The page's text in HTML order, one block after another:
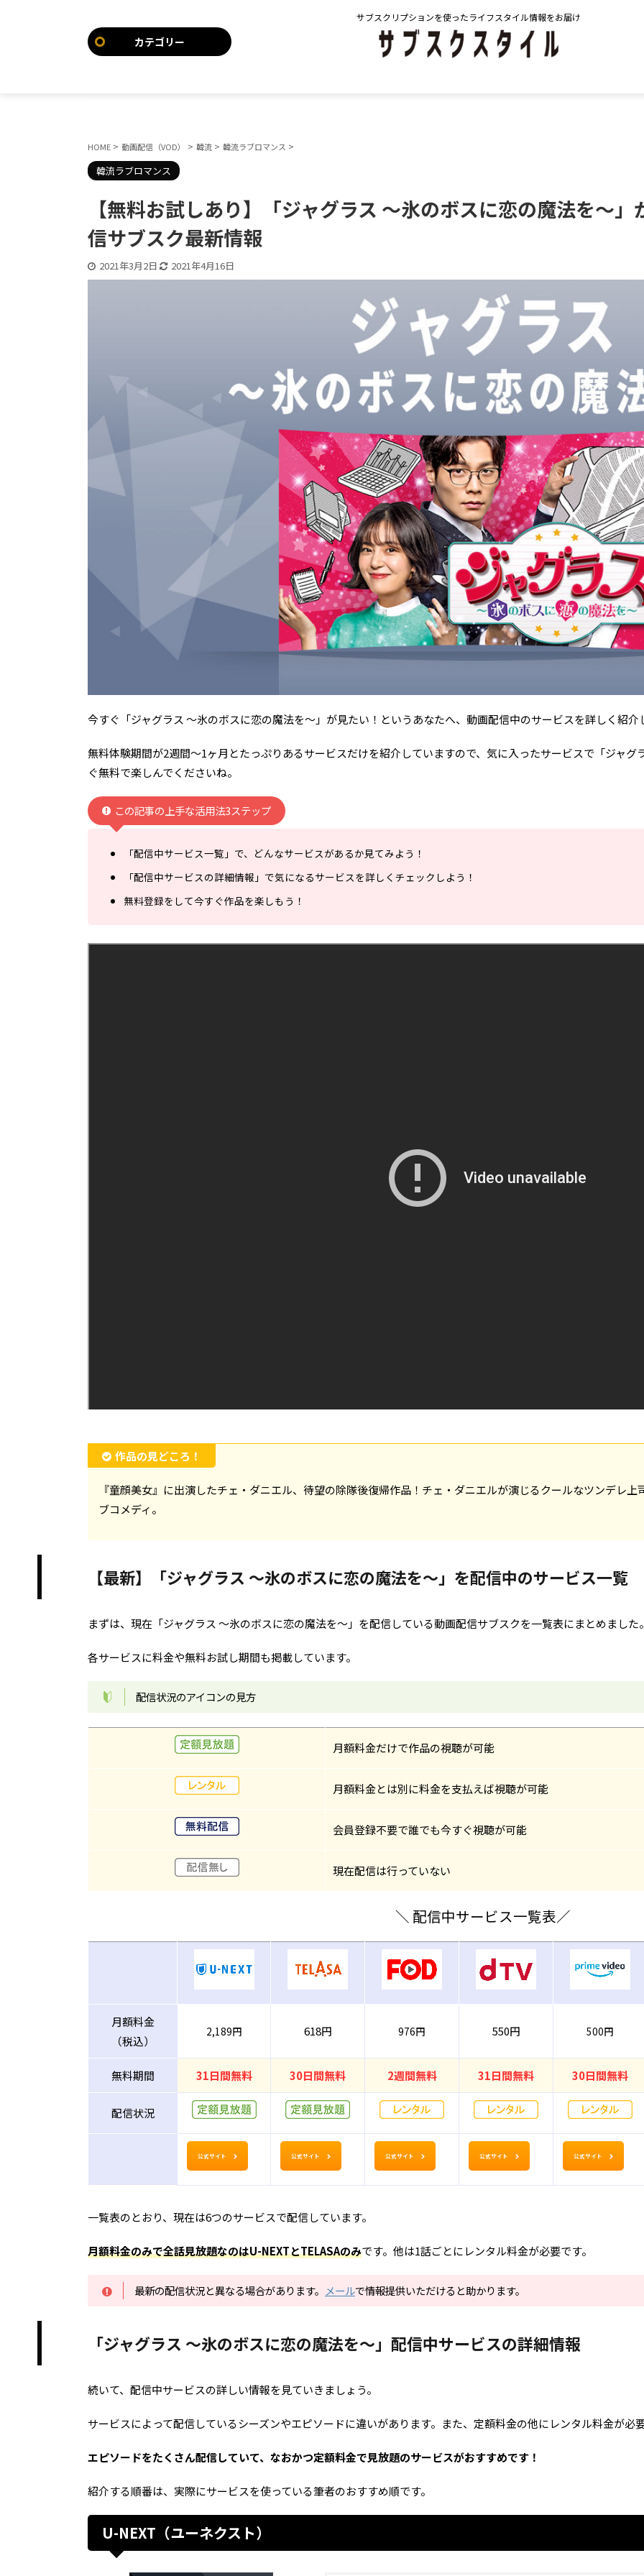
サブスクリプションを使ったライフスタイル情報をお届け
カテゴリー
HOME > 動画配信（VOD） > 韓流 > 韓流ラブロマンス >
韓流ラブロマンス
【無料お試しあり】「ジャグラス ～氷のボスに恋の魔法を～
信サブスク最新情報
2021年3月2日 2021年4月16日
今すぐ「ジャグラス ～氷のボスに恋の魔法を～」が見たい！というあなたへ、動画配信中のサービスを詳しく紹介
無料体験期間が2週間～1ヶ月とたっぷりあるサービスだけを紹介していますので、気に入ったサービスで「ジャ
ぐ無料で楽しんでくださいね。
この記事の上手な活用法3ステップ
「配信中サービス一覧」で、どんなサービスがあるか見てみよう！
「配信中サービスの詳細情報」で気になるサービスを詳しくチェックしよう！
無料登録をして今すぐ作品を楽しもう！
作品の見どころ！
『童顔美女』に出演したチェ・ダニエル、待望の除隊後復帰作品！チェ・ダニエルが演じるクールなツンデレ
ブコメディ。
【最新】「ジャグラス ～氷のボスに恋の魔法を～」を配信中のサービス一覧
まずは、現在「ジャグラス ～氷のボスに恋の魔法を～」を配信している動画配信サブスクを一覧表にまとめました
各サービスに料金や無料お試し期間も掲載しています。
配信状況のアイコンの見方
月額料金だけで作品の視聴が可能
月額料金とは別に料金を支払えば視聴が可能
会員登録不要で誰でも今すぐ視聴が可能
現在配信は行っていない
＼ 配信中サービス一覧表／
月額料金
（税込）
2,189円 618円 976円 550円 500円
無料期間 31日間無料 30日間無料 2週間無料 31日間無料 30日間無料
配信状況
公式サイト 公式サイト 公式サイト 公式サイト 公式サイト
一覧表のとおり、現在は6つのサービスで配信しています。
月額料金のみで全話見放題なのはU-NEXTとTELASAのみです。他は1話ごとにレンタル料金が必要です。
最新の配信状況と異なる場合があります。 メールで情報提供いただけると助かります。
「ジャグラス ～氷のボスに恋の魔法を～」配信中サービスの詳細情報
続いて、配信中サービスの詳しい情報を見ていきましょう。
サービスによって配信しているシーズンやエピソードに違いがあります。また、定額料金の他にレンタル料金が必
エピソードをたくさん配信していて、なおかつ定額料金で見放題のサービスがおすすめです！
紹介する順番は、実際にサービスを使っている筆者のおすすめ順です。
U-NEXT（ユーネクスト）